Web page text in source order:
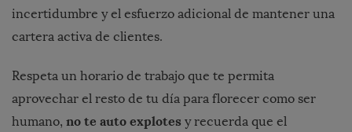
incertidumbre y el esfuerzo adicional de mantener una
cartera activa de clientes.
Respeta un horario de trabajo que te permita
aprovechar el resto de tu día para florecer como ser
humano, no te auto explotes y recuerda que el